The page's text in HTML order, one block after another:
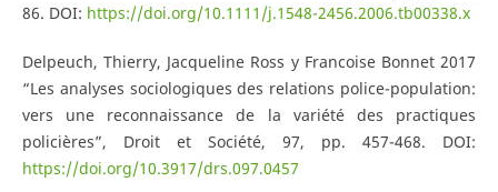
86. DOI: https://doi.org/10.1111/j.1548-2456.2006.tb00338.x
Delpeuch, Thierry, Jacqueline Ross y Francoise Bonnet 2017
“Les analyses sociologiques des relations police-population:
vers une reconnaissance de la variété des practiques
policières”, Droit et Société, 97, pp. 457-468. DOI:
https://doi.org/10.3917/drs.097.0457